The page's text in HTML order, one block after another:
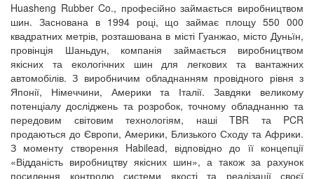
Huasheng Rubber Co., професійно займається виробництвом
шин. Заснована в 1994 році, що займає площу 550 000
квадратних метрів, розташована в місті Гуанжао, місто Дуньїн,
провінція Шаньдун, компанія займається виробництвом
якісних та екологічних шин для легкових та вантажних
автомобілів. З виробничим обладнанням провідного рівня з
Японії, Німеччини, Америки та Італії. Завдяки великому
потенціалу досліджень та розробок, точному обладнанню та
передовим світовим технологіям, наші TBR та PCR
продаються до Європи, Америки, Близького Сходу та Африки.
З моменту створення Habilead, відповідно до її концепції
«Відданість виробництву якісних шин», а також за рахунок
посилення контролю системи якості та реалізації своєї